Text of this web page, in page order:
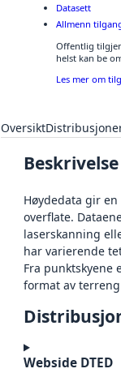
Datasett
Allmenn
Offentlig
helst kan be
Les mer om
Oversikt
Beskrivelse
Høydedata gir
overflate.
laserskanning
har varierende
Fra punktskyene
format av terreng
Webside DTED